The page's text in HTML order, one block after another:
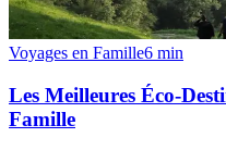
Voyages en Famille6 min
Les Meilleures Éco-
Famille